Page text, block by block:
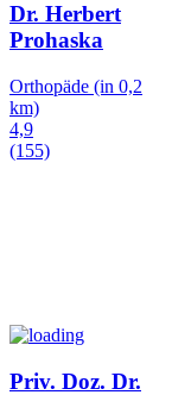
Dr. Herbert
Prohaska
Orthopäde (in 0,2
km)
4,9
(155)
Priv. Doz. Dr.